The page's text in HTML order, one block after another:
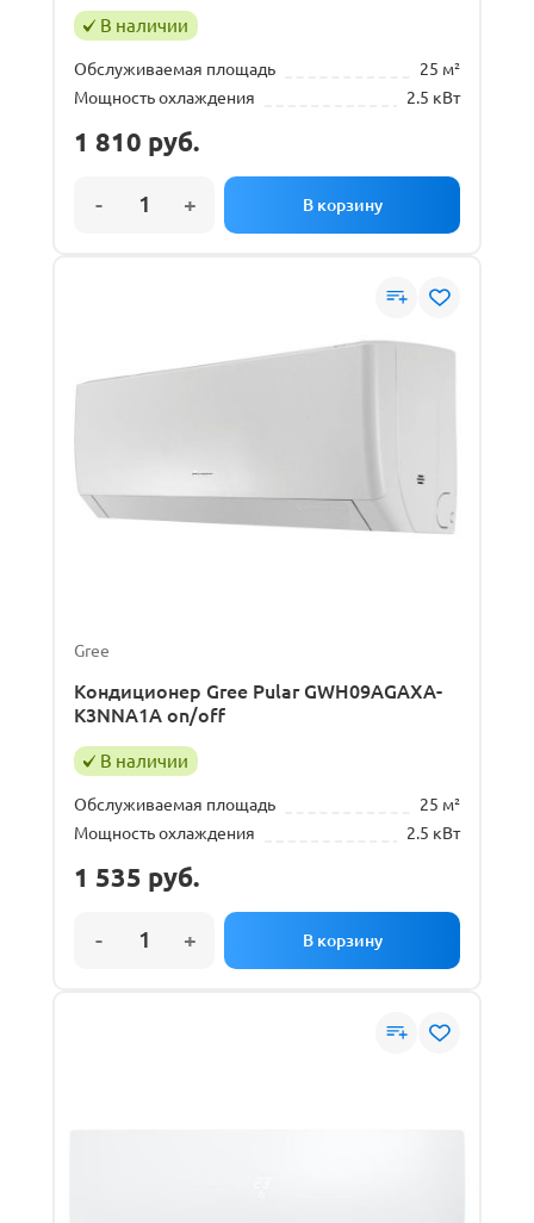
В наличии
Обслуживаемая площадь
25 м²
Мощность охлаждения
2.5 кВт
1 810 руб.
Gree
Кондиционер Gree Pular GWH09AGAXA-
K3NNA1A on/off
В наличии
Обслуживаемая площадь
25 м²
Мощность охлаждения
2.5 кВт
1 535 руб.